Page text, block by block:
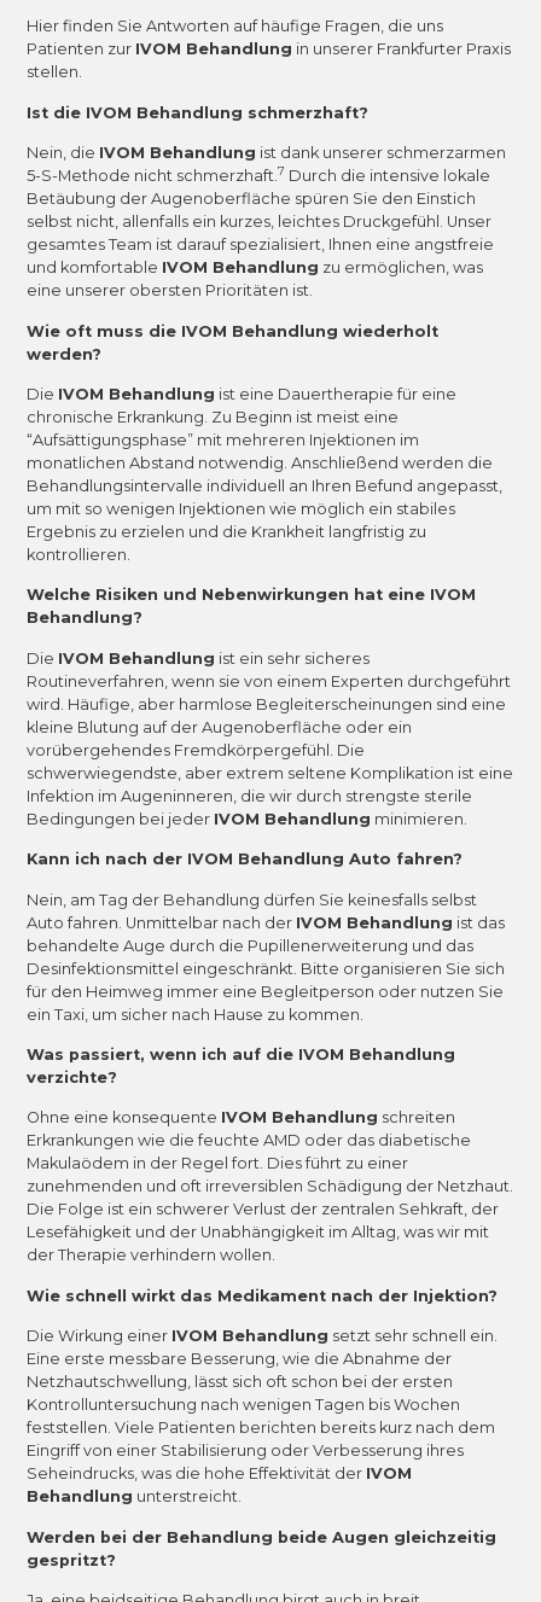
Hier finden Sie Antworten auf häufige Fragen, die uns
Patienten zur IVOM Behandlung in unserer Frankfurter Praxis
stellen.
Ist die IVOM Behandlung schmerzhaft?
Nein, die IVOM Behandlung ist dank unserer schmerzarmen
5-S-Methode nicht schmerzhaft.7 Durch die intensive lokale
Betäubung der Augenoberfläche spüren Sie den Einstich
selbst nicht, allenfalls ein kurzes, leichtes Druckgefühl. Unser
gesamtes Team ist darauf spezialisiert, Ihnen eine angstfreie
und komfortable IVOM Behandlung zu ermöglichen, was
eine unserer obersten Prioritäten ist.
Wie oft muss die IVOM Behandlung wiederholt
werden?
Die IVOM Behandlung ist eine Dauertherapie für eine
chronische Erkrankung. Zu Beginn ist meist eine
“Aufsättigungsphase” mit mehreren Injektionen im
monatlichen Abstand notwendig. Anschließend werden die
Behandlungsintervalle individuell an Ihren Befund angepasst,
um mit so wenigen Injektionen wie möglich ein stabiles
Ergebnis zu erzielen und die Krankheit langfristig zu
kontrollieren.
Welche Risiken und Nebenwirkungen hat eine IVOM
Behandlung?
Die IVOM Behandlung ist ein sehr sicheres
Routineverfahren, wenn sie von einem Experten durchgeführt
wird. Häufige, aber harmlose Begleiterscheinungen sind eine
kleine Blutung auf der Augenoberfläche oder ein
vorübergehendes Fremdkörpergefühl. Die
schwerwiegendste, aber extrem seltene Komplikation ist eine
Infektion im Augeninneren, die wir durch strengste sterile
Bedingungen bei jeder IVOM Behandlung minimieren.
Kann ich nach der IVOM Behandlung Auto fahren?
Nein, am Tag der Behandlung dürfen Sie keinesfalls selbst
Auto fahren. Unmittelbar nach der IVOM Behandlung ist das
behandelte Auge durch die Pupillenerweiterung und das
Desinfektionsmittel eingeschränkt. Bitte organisieren Sie sich
für den Heimweg immer eine Begleitperson oder nutzen Sie
ein Taxi, um sicher nach Hause zu kommen.
Was passiert, wenn ich auf die IVOM Behandlung
verzichte?
Ohne eine konsequente IVOM Behandlung schreiten
Erkrankungen wie die feuchte AMD oder das diabetische
Makulaödem in der Regel fort. Dies führt zu einer
zunehmenden und oft irreversiblen Schädigung der Netzhaut.
Die Folge ist ein schwerer Verlust der zentralen Sehkraft, der
Lesefähigkeit und der Unabhängigkeit im Alltag, was wir mit
der Therapie verhindern wollen.
Wie schnell wirkt das Medikament nach der Injektion?
Die Wirkung einer IVOM Behandlung setzt sehr schnell ein.
Eine erste messbare Besserung, wie die Abnahme der
Netzhautschwellung, lässt sich oft schon bei der ersten
Kontrolluntersuchung nach wenigen Tagen bis Wochen
feststellen. Viele Patienten berichten bereits kurz nach dem
Eingriff von einer Stabilisierung oder Verbesserung ihres
Seheindrucks, was die hohe Effektivität der IVOM
Behandlung unterstreicht.
Werden bei der Behandlung beide Augen gleichzeitig
gespritzt?